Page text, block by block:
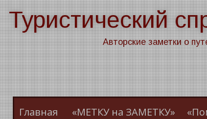
Туристический
Авторские заметки о
Главная «МЕТКУ на ЗАМЕТКУ»